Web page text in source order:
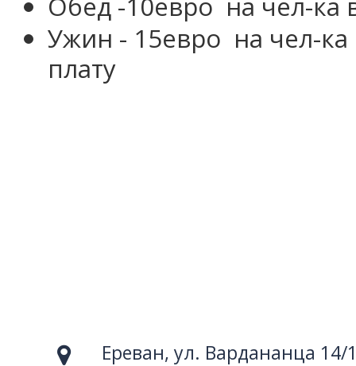
Ужин - 15евро на чел-
плату
Ереван, ул. Вардананца 14/